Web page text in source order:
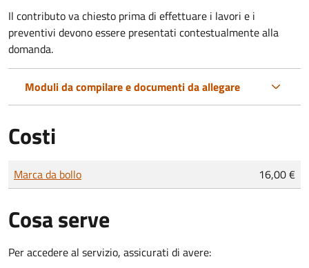
Il contributo va chiesto prima di effettuare i lavori e i
preventivi devono essere presentati contestualmente alla
domanda.
Moduli da compilare e documenti da allegare
Costi
Tipo di pagamento
Importo
Marca da bollo 16,00 €
Cosa serve
Per accedere al servizio, assicurati di avere: